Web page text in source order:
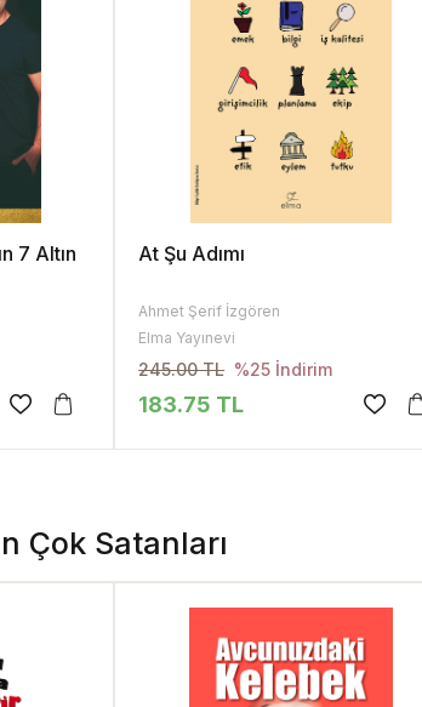
7 Altın
At Şu Adımı
Ahmet Şerif İzgören
Elma Yayınevi
245.00 TL %25 İndirim
183.75 TL
Çok Satanları